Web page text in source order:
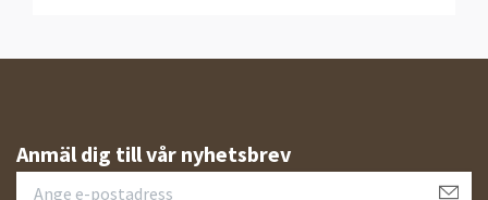
Anmäl dig till vår nyhetsbrev